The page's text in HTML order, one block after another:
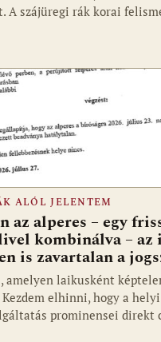
A szájüregi rák korai
ALÓL JELENTEM
az alperes – egy
kombinálva – az
is zavartalan a
amelyen laikusként
elhinni, hogy a helyi
prominensei direkt